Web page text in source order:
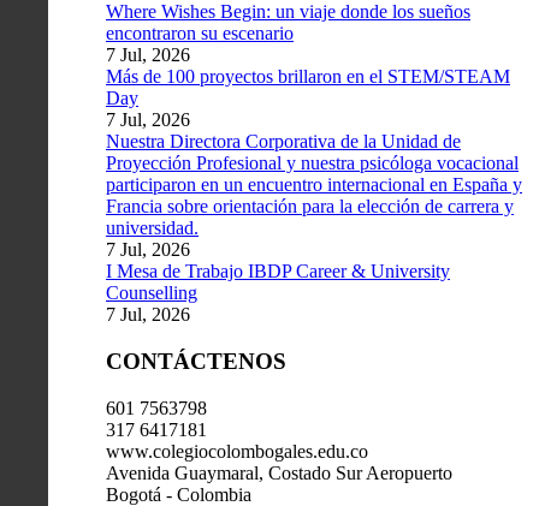
Where Wishes Begin: un viaje donde los sueños
encontraron su escenario
7 Jul, 2026
Más de 100 proyectos brillaron en el STEM/STEAM
Day
7 Jul, 2026
Nuestra Directora Corporativa de la Unidad de
Proyección Profesional y nuestra psicóloga vocacional
participaron en un encuentro internacional en España y
Francia sobre orientación para la elección de carrera y
universidad.
7 Jul, 2026
I Mesa de Trabajo IBDP Career & University
Counselling
7 Jul, 2026
CONTÁCTENOS
601 7563798
317 6417181
www.colegiocolombogales.edu.co
Avenida Guaymaral, Costado Sur Aeropuerto
Bogotá - Colombia